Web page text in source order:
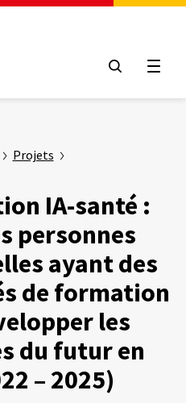
Projets
IA-santé :
personnes
ayant des
de formation
les
du futur en
– 2025)